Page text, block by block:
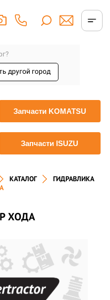
другой город
Запчасти KOMATSU
Запчасти ISUZU
КАТАЛОГ
ГИДРАВЛИКА
ХОДА